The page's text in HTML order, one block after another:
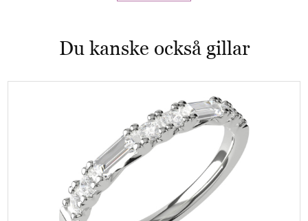
Du kanske också gillar